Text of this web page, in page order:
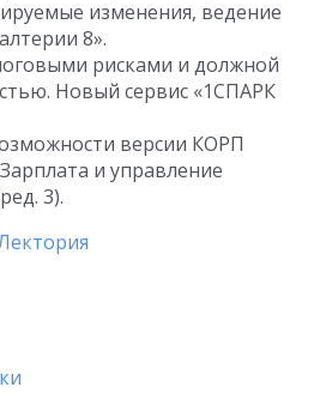
изменения, ведение
8».
рисками и должной
Новый сервис «1СПАРК
версии КОРП
и управление
3).